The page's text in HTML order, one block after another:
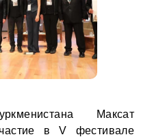
Максат
в V фестивале